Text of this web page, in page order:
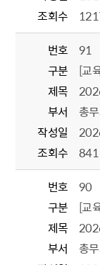
조회수
번호
91
구분
[교
제목
부서
총
작성일
조회수
841
번호
90
구분
[교
제목
부서
총